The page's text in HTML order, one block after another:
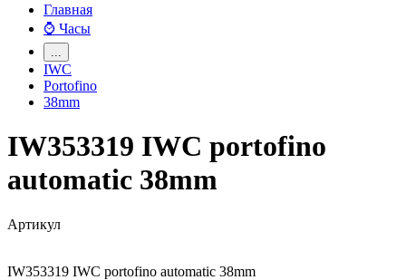
Главная
⌚ Часы
IWC
Portofino
38mm
IW353319 IWC portofino
automatic 38mm
Артикул
IW353319 IWC portofino automatic 38mm